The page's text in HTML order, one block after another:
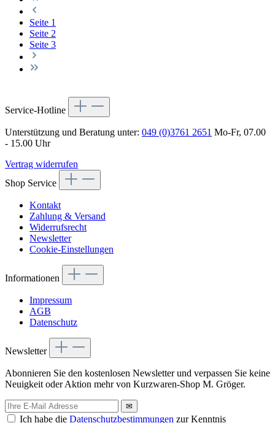
Seite 1
Seite 2
Seite 3
Service-Hotline
Unterstützung und Beratung unter: 049 (0)3761 2651 Mo-Fr, 07.00
- 15.00 Uhr
Vertrag widerrufen
Shop Service
Kontakt
Zahlung & Versand
Widerrufsrecht
Newsletter
Cookie-Einstellungen
Informationen
Impressum
AGB
Datenschutz
Newsletter
Abonnieren Sie den kostenlosen Newsletter und verpassen Sie keine
Neuigkeit oder Aktion mehr von Kurzwaren-Shop M. Gröger.
✉
Ich habe die Datenschutzbestimmungen zur Kenntnis